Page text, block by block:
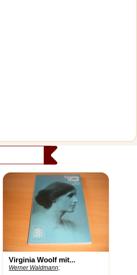
Virginia Woolf mit...
Werner Waldmann;